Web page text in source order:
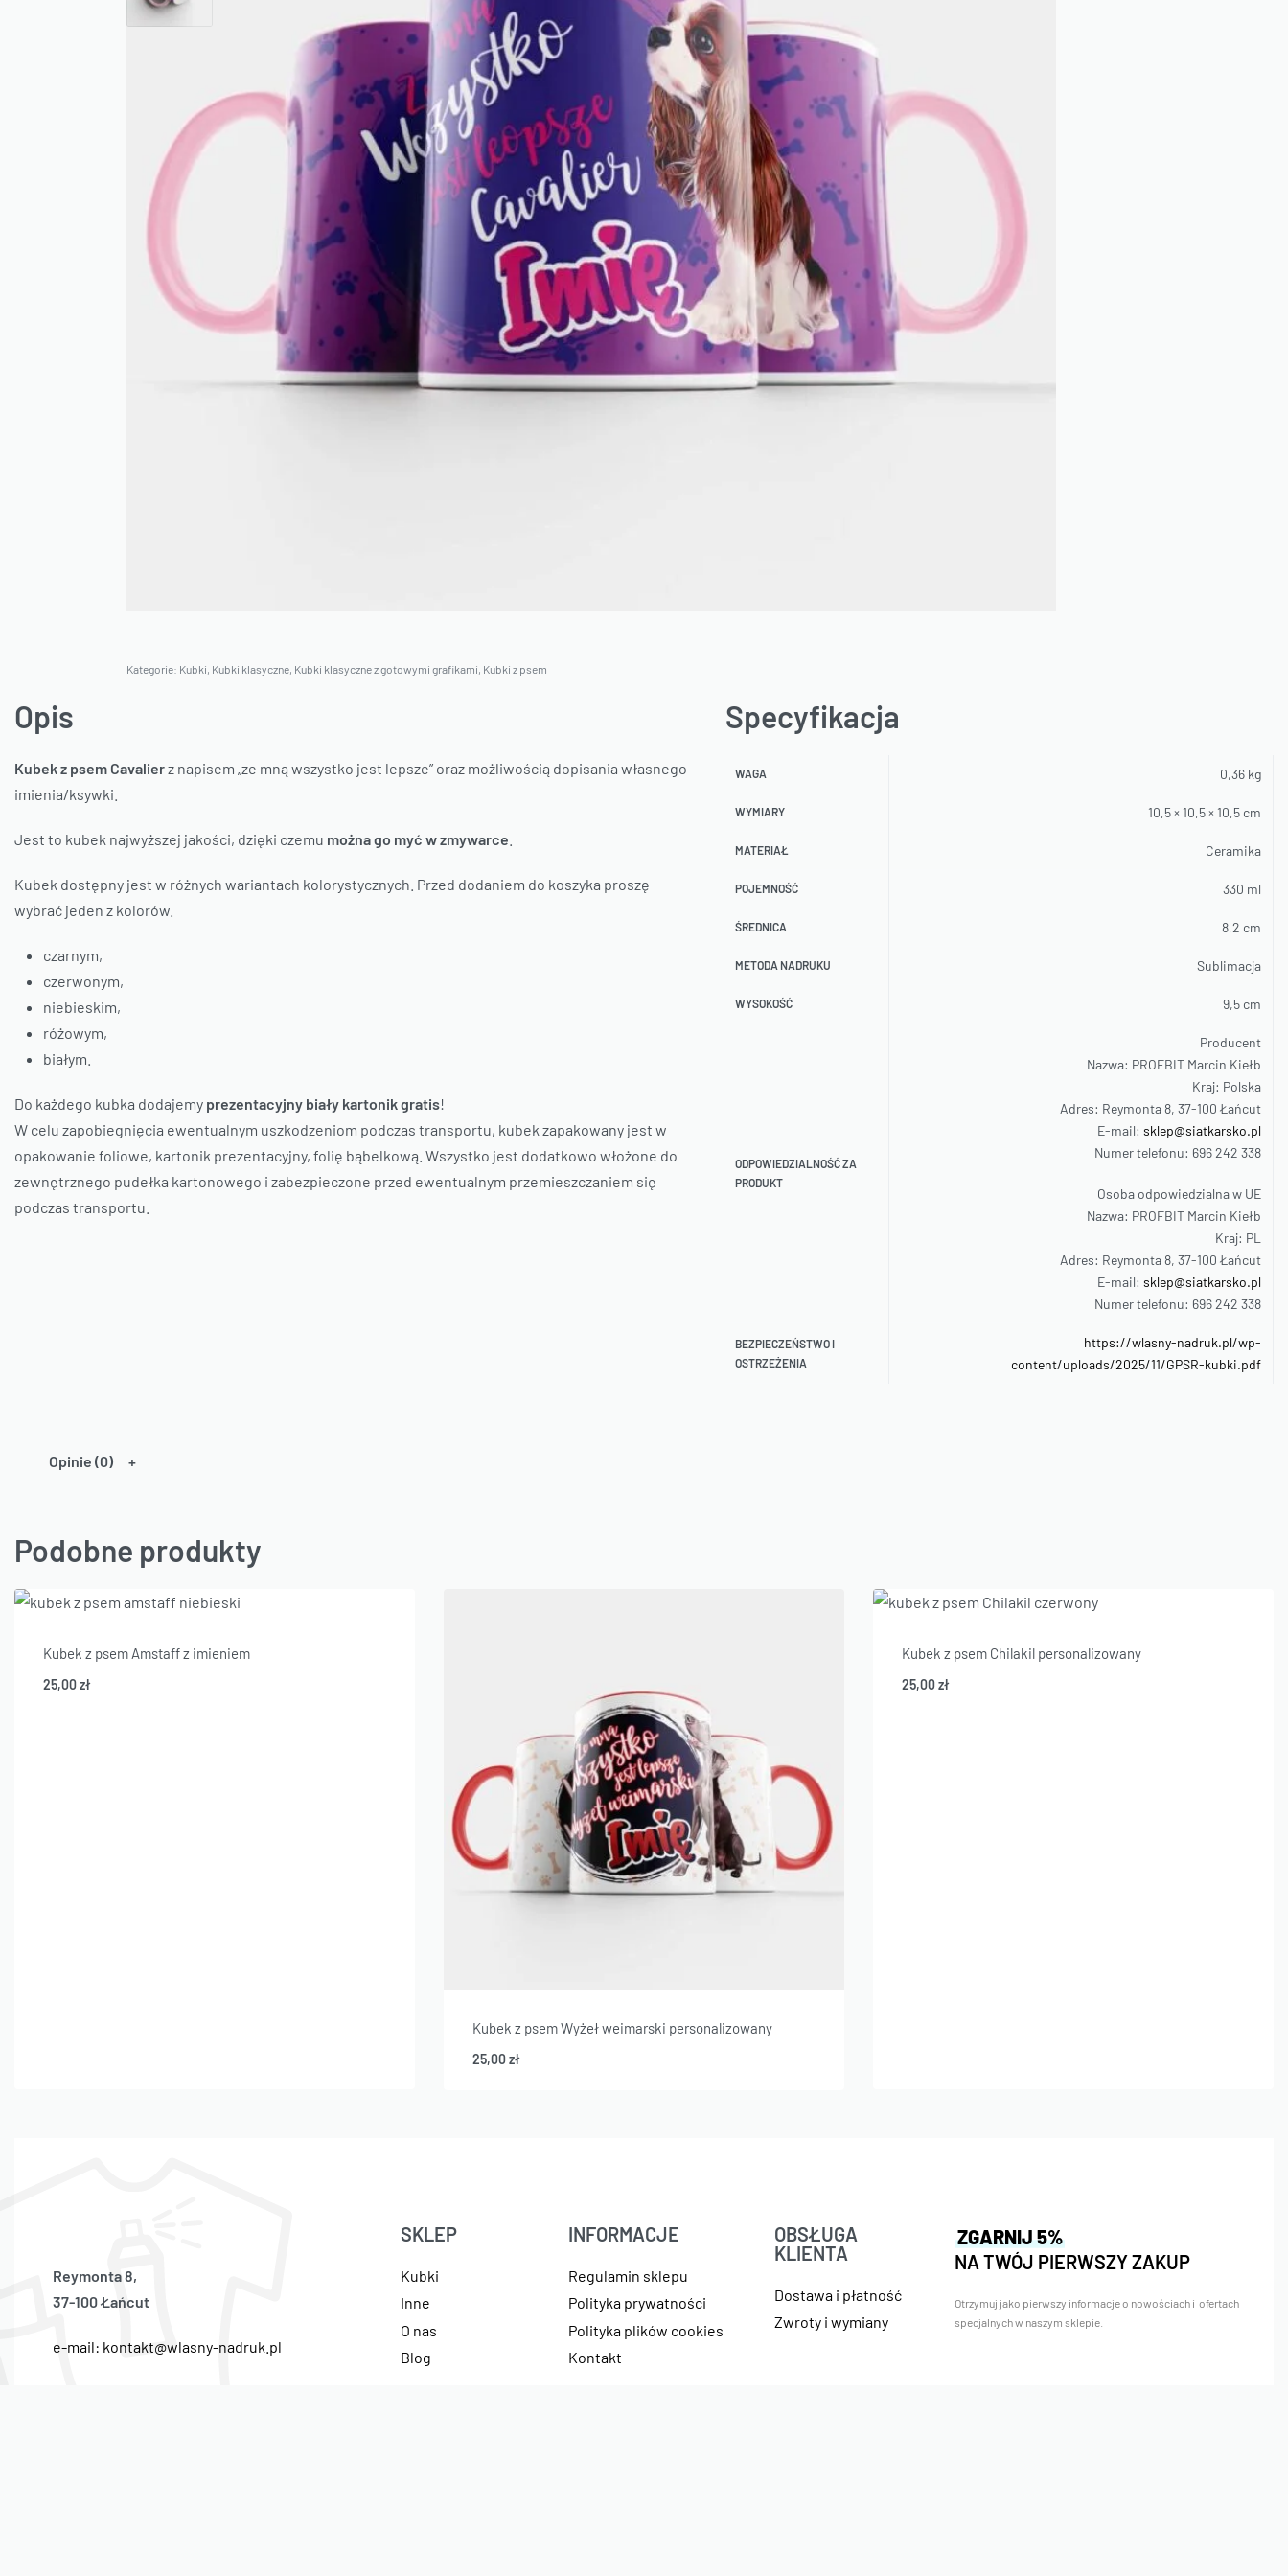
Kategorie: Kubki, Kubki klasyczne, Kubki klasyczne z gotowymi grafikami, Kubki z psem
Opis
Kubek z psem Cavalierz napisem „ze mną wszystko jest lepsze” oraz możliwością dopisania własnego
imienia/ksywki.
Jest to kubek najwyższej jakości, dzięki czemu można go myć w zmywarce
Kubek dostępny jest w różnych wariantach kolorystycznych. Przed dodaniem do koszyka proszę
wybrać jeden z kolorów.
czarnym,
czerwonym,
niebieskim,
różowym,
białym.
Do każdego kubka dodajemy prezentacyjny biały kartonik gratis!
W celu zapobiegnięcia ewentualnym uszkodzeniom podczas transportu, kubek zapakowany jest w
opakowanie foliowe, kartonik prezentacyjny, folię bąbelkową. Wszystko jest dodatkowo włożone do
zewnętrznego pudełka kartonowego i zabezpieczone przed ewentualnym przemieszczaniem się
podczas transportu.
Specyfikacja
WAGA 0,36 kg
WYMIARY 10,5 × 10,5 × 10,5 cm
MATERIAŁ Ceramika
POJEMNOŚĆ 330 ml
ŚREDNICA 8,2 cm
METODA NADRUKU Sublimacja
WYSOKOŚĆ 9,5 cm
ODPOWIEDZIALNOŚĆ ZA
PRODUKT
Producent
Nazwa: PROFBIT Marcin Kiełb
Kraj: Polska
Adres: Reymonta 8, 37-100 Łańcut
E-mail: sklep@siatkarsko.pl
Numer telefonu: 696 242 338
Osoba odpowiedzialna w UE
Nazwa: PROFBIT Marcin Kiełb
Kraj: PL
Adres: Reymonta 8, 37-100 Łańcut
E-mail: sklep@siatkarsko.pl
Numer telefonu: 696 242 338
BEZPIECZEŃSTWO I
OSTRZEŻENIA
https://wlasny-nadruk.pl/wp-
content/uploads/2025/11/GPSR-kubki.pdf
Opinie (0)
Podobne produkty
Kubek z psem Amstaff z imieniem
25,00zł
Kubek z psem Wyżeł weimarski personalizowany
25,00zł
Kubek z psem Chilakil personalizowany
25,00zł
Reymonta 8,
37-100 Łańcut
e-mail: kontakt@wlasny-nadruk.pl
SKLEP
Kubki
Inne
O nas
Blog
INFORMACJE
Regulamin sklepu
Polityka prywatności
Polityka plików cookies
Kontakt
OBSŁUGA
KLIENTA
Dostawa i płatność
Zwroty i wymiany
ZGARNIJ 5%
NA TWÓJ PIERWSZY ZAKUP
Otrzymuj jako pierwszy informacje o nowościach i ofertach
specjalnych w naszym sklepie.